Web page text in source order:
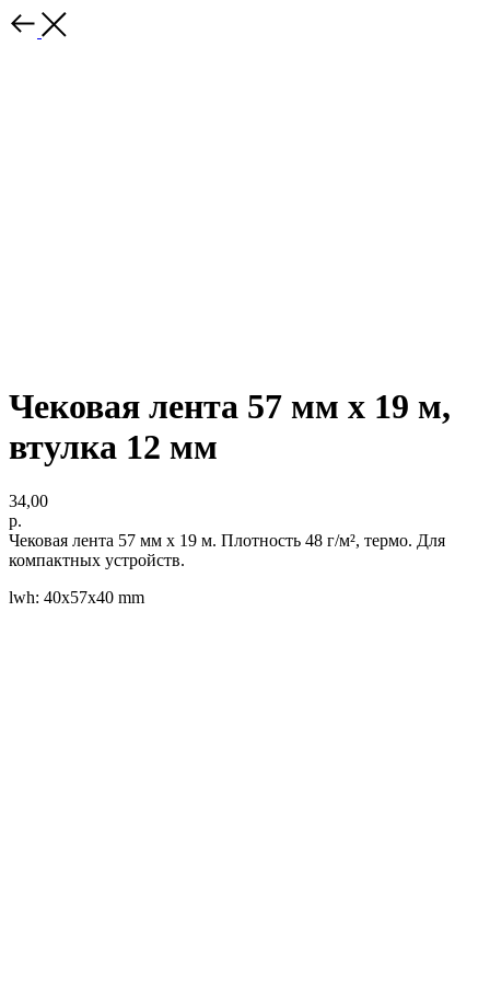
Чековая лента 57 мм х 19 м,
втулка 12 мм
34,00
р.
Чековая лента 57 мм x 19 м. Плотность 48 г/м², термо. Для
компактных устройств.
lwh: 40x57x40 mm